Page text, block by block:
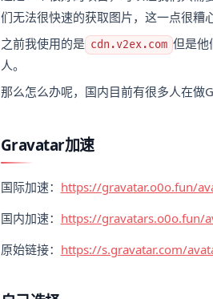
们无法很快速的获取图片，这一点很糟心
之前我使用的是 cdn.v2ex.com 但是他
人。
那么怎么办呢，国内目前有很多人在做
Gravatar加速
国际加速： https://gravatar.o0o.fun/
国内加速： https://gravatars.o0o.fun/
原始链接： https://s.gravatar.com/